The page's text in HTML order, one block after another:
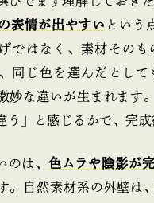
表情が出やすい という
ではなく、素材その
同じ色を選んだとし
妙な違いが生まれます
う」と感じるかで、完
のは、 色ムラや陰影が
。自然素材系の外壁は